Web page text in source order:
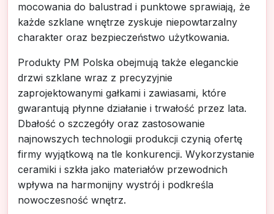
mocowania do balustrad i punktowe sprawiają, że
każde szklane wnętrze zyskuje niepowtarzalny
charakter oraz bezpieczeństwo użytkowania.
Produkty PM Polska obejmują także eleganckie
drzwi szklane wraz z precyzyjnie
zaprojektowanymi gałkami i zawiasami, które
gwarantują płynne działanie i trwałość przez lata.
Dbałość o szczegóły oraz zastosowanie
najnowszych technologii produkcji czynią ofertę
firmy wyjątkową na tle konkurencji. Wykorzystanie
ceramiki i szkła jako materiałów przewodnich
wpływa na harmonijny wystrój i podkreśla
nowoczesność wnętrz.